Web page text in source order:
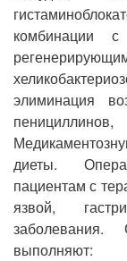
комбинации с
элиминация
диеты.
пациентам с
язвой,
выполняют: